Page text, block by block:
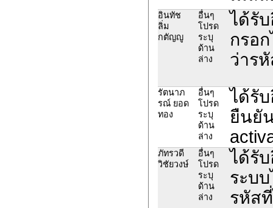
อินทัช
ลิ่ม
กตัญญู
อื่นๆ
โปรด
ระบุ
ด้าน
ล่าง
ได้รั
กรอ
ว่าร
รัตนาภ
รณ์ ยอด
ทอง
อื่นๆ
โปรด
ระบุ
ด้าน
ล่าง
ได้รั
ยืนยั
ภัทรวดี
วิชัยวงษ์
อื่นๆ
โปรด
ระบุ
ด้าน
ล่าง
ได้รับ
ระบ
รหัส